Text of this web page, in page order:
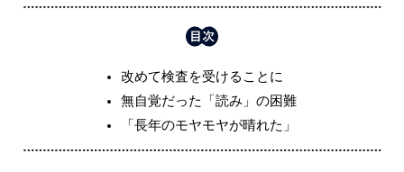
改めて検査を受けることに
無自覚だった「読み」の困難
「長年のモヤモヤが晴れた」